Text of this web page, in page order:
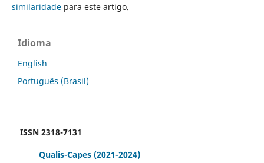
similaridadepara este artigo.
Idioma
English
Português (Brasil)
ISSN 2318-7131
Qualis-Capes (2021-2024)